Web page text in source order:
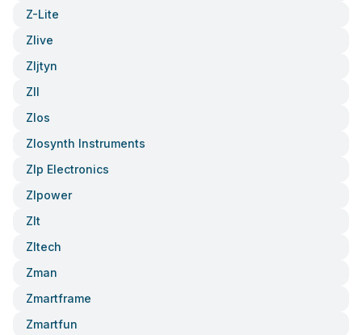
Z-Lite
Zlive
Zljtyn
Zll
Zlos
Zlosynth Instruments
Zlp Electronics
Zlpower
Zlt
Zltech
Zman
Zmartframe
Zmartfun